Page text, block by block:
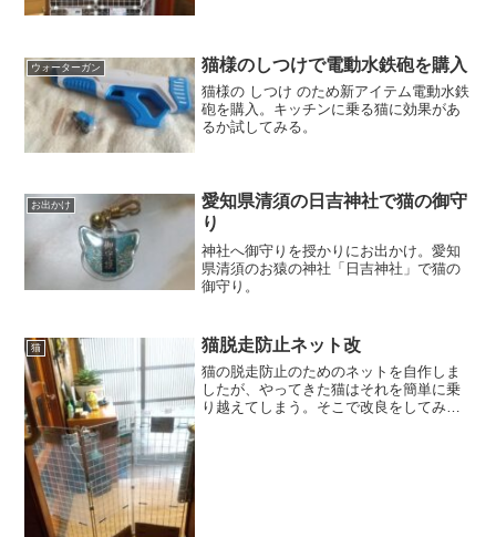
ウォーターガン 猫様のしつけで電動水鉄砲を購入
猫様の しつけ のため新アイテム電動水鉄
砲を購入。キッチンに乗る猫に効果があ
るか試してみる。
お出かけ
愛知県清須の日吉神社で猫の御守
り
神社へ御守りを授かりにお出かけ。愛知
県清須のお猿の神社「日吉神社」で猫の
御守り。
猫 猫脱走防止ネット改
猫の脱走防止のためのネットを自作しま
したが、やってきた猫はそれを簡単に乗
り越えてしまう。そこで改良をしてみま